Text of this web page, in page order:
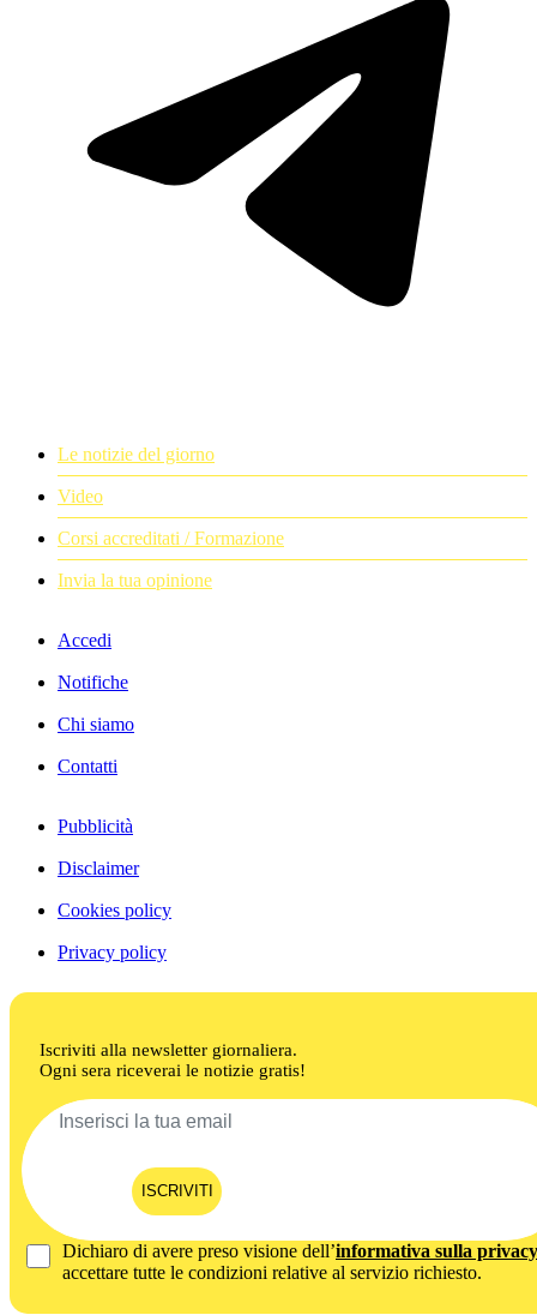
Le notizie del giorno
Video
Corsi accreditati / Formazione
Invia la tua opinione
Accedi
Notifiche
Chi siamo
Contatti
Pubblicità
Disclaimer
Cookies policy
Privacy policy
Iscriviti alla newsletter giornaliera.
Ogni sera riceverai le notizie gratis!
ISCRIVITI
Dichiaro di avere preso visione dell’informativa sulla privacy
accettare tutte le condizioni relative al servizio richiesto.